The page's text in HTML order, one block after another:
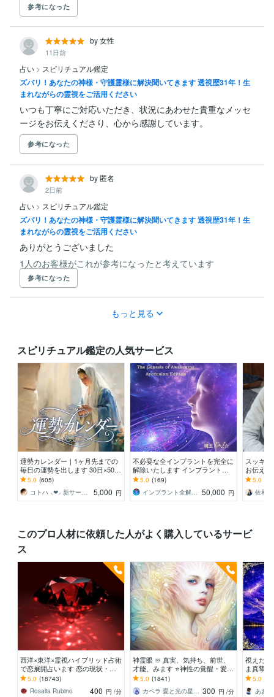
本来持つミラクルなあなたの
まだ見ぬ未来を
お手伝いができましたら
幸いです
参考になった
by 女性
11日前
占い > スピリチュアル鑑定
ズバリ！あなたの神様・守護霊様に解決聞いてきます 透視歴31年！生
まれながらの霊視をご活用ください
いつも丁寧にご対応いただき、状況にあわせた貴重なメッセ
ージをお伝えくださり、心から感謝しています。
参考になった
by 匿名
2日前
占い > スピリチュアル鑑定
ズバリ！あなたの神様・守護霊様に解決聞いてきます 透視歴31年！生
まれながらの霊視をご活用ください
ありがとうございました
1人のお客様がこれが参考になったと考えています
参考になった
もっと見る
スピリチュアル鑑定の人気サービス
運勢カレンダー｜1ヶ月先までの
毎日の運勢を出します 30日×500
字のおよそ1万5千文字で細かく詳
細に記します
5.0 (605)
コトハ ⸜❤︎⸝ 新サービス提供開始✨️
5,000 円
不必要な全インプラントを完全に
解除いたします インプラント全
解除創始者 × 魂の解放・カルマ浄
化・能力開花
5.0 (169)
インプラント全解除創始者｜魂王DaI⭐︎ 50,000 円
スッキ
お伝え
間関係
持ち等◎
5.0
このプロ人材に依頼した人がよく購入しているサービ
ス
西洋×東洋×霊視ハイブリッド占術
で恋展開占います 恋の現状・進
展❤️お相手の本心に迫ります
5.0 (18743)
Rosalia Rubino
400 円 /分
神霊眼 ♾ 真実、気持ち、前世、
才能、みます ⭐️神性の覚醒・愛の
解放・ハイヤーセルフに聴くall相
談！
5.0 (1841)
カペラ 愛と光の星より 300 円 /分
視えた
ま真摯
ピリチ
の心に
5.0